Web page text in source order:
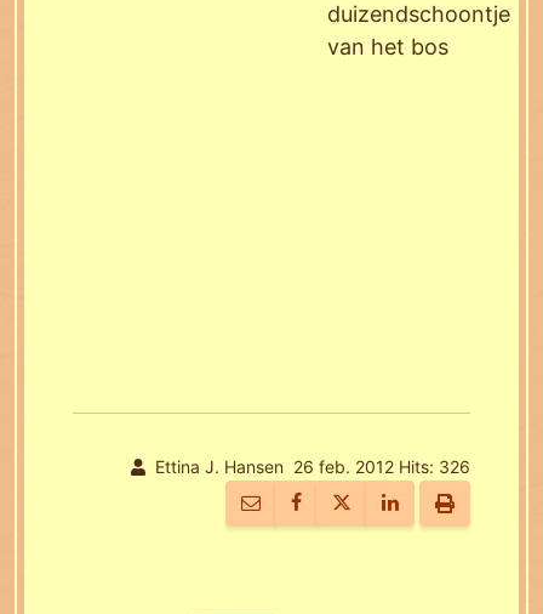
duizendschoontje
van het bos
Ettina J. Hansen 26 feb. 2012 Hits: 326